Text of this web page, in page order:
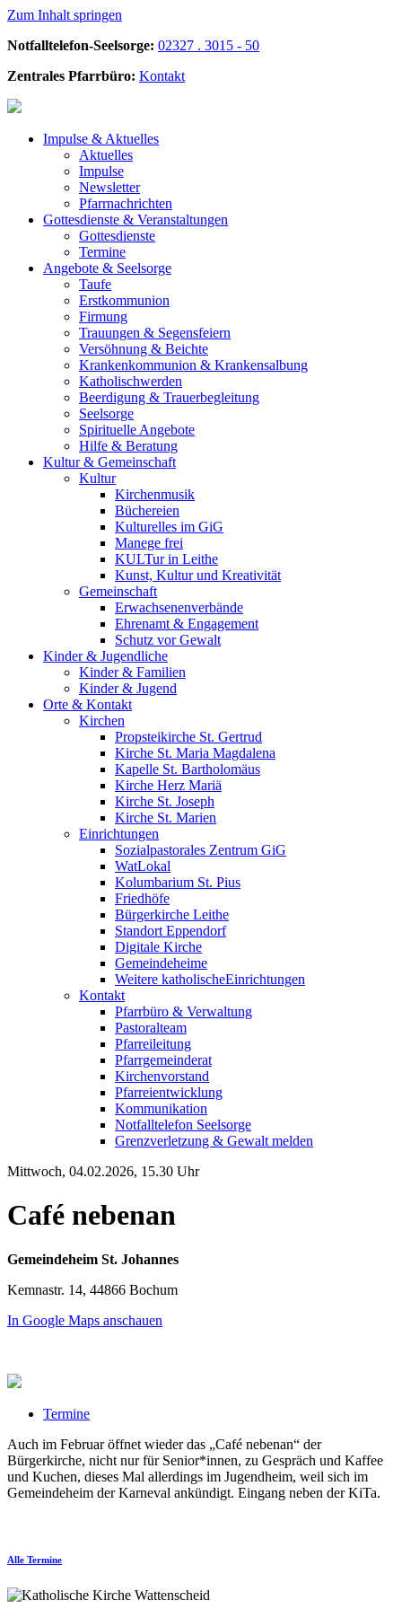
Zum Inhalt springen
Notfalltelefon-Seelsorge: 02327 . 3015 - 50
Zentrales Pfarrbüro: Kontakt
Impulse & Aktuelles
Aktuelles
Impulse
Newsletter
Pfarrnachrichten
Gottesdienste & Veranstaltungen
Gottesdienste
Termine
Angebote & Seelsorge
Taufe
Erstkommunion
Firmung
Trauungen & Segensfeiern
Versöhnung & Beichte
Krankenkommunion & Krankensalbung
Katholischwerden
Beerdigung & Trauerbegleitung
Seelsorge
Spirituelle Angebote
Hilfe & Beratung
Kultur & Gemeinschaft
Kultur
Kirchenmusik
Büchereien
Kulturelles im GiG
Manege frei
KULTur in Leithe
Kunst, Kultur und Kreativität
Gemeinschaft
Erwachsenenverbände
Ehrenamt & Engagement
Schutz vor Gewalt
Kinder & Jugendliche
Kinder & Familien
Kinder & Jugend
Orte & Kontakt
Kirchen
Propsteikirche St. Gertrud
Kirche St. Maria Magdalena
Kapelle St. Bartholomäus
Kirche Herz Mariä
Kirche St. Joseph
Kirche St. Marien
Einrichtungen
Sozialpastorales Zentrum GiG
WatLokal
Kolumbarium St. Pius
Friedhöfe
Bürgerkirche Leithe
Standort Eppendorf
Digitale Kirche
Gemeindeheime
Weitere katholische­­Einrichtungen
Kontakt
Pfarrbüro & Verwaltung
Pastoralteam
Pfarreileitung
Pfarrgemeinderat
Kirchenvorstand
Pfarreientwicklung
Kommunikation
Notfalltelefon Seelsorge
Grenzverletzung & Gewalt melden
Mittwoch, 04.02.2026, 15.30 Uhr
Café nebenan
Gemeindeheim St. Johannes
Kemnastr. 14, 44866 Bochum
In Google Maps anschauen
Termine
Auch im Februar öffnet wieder das „Café nebenan“ der
Bürgerkirche, nicht nur für Senior*innen, zu Gespräch und Kaffee
und Kuchen, dieses Mal allerdings im Jugendheim, weil sich im
Gemeindeheim der Karneval ankündigt. Eingang neben der KiTa.
Alle Termine